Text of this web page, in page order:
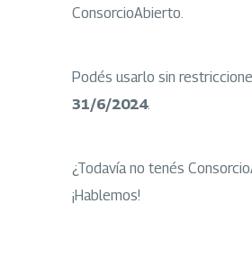
ConsorcioAbierto.
Podés usarlo sin
31/6/2024.
¿Todavía no tenés
¡Hablemos!